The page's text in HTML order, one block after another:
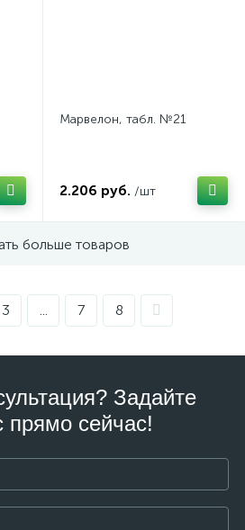
Марвелон, табл. №21
2.206 руб. /шт
больше товаров
3 ... 7 8
Задайте
прямо сейчас!